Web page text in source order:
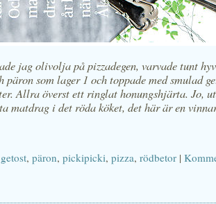
jag olivolja på pizzadegen, varvade tunt
päron som lager 1 och toppade med smulad
Allra överst ett ringlat honungshjärta. Jo,
matdrag i det röda köket, det här är en
getost, päron, pickipicki, pizza, rödbetor |